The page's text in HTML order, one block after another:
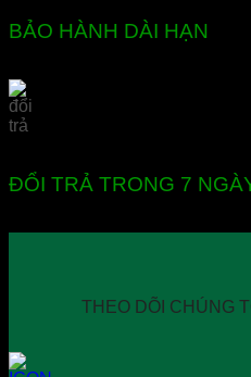
BẢO HÀNH DÀI HẠN
ĐỔI TRẢ TRONG 7
THEO DÕI CHÚNG